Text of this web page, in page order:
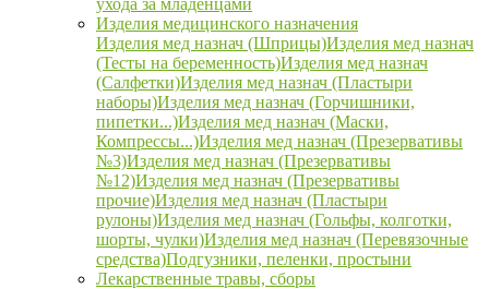
ухода за младенцами
Изделия медицинского назначения
Изделия мед назнач (Шприцы)Изделия мед назнач
(Тесты на беременность)Изделия мед назнач
(Салфетки)Изделия мед назнач (Пластыри
наборы)Изделия мед назнач (Горчишники,
пипетки...)Изделия мед назнач (Маски,
Компрессы...)Изделия мед назнач (Презервативы
№3)Изделия мед назнач (Презервативы
№12)Изделия мед назнач (Презервативы
прочие)Изделия мед назнач (Пластыри
рулоны)Изделия мед назнач (Гольфы, колготки,
шорты, чулки)Изделия мед назнач (Перевязочные
средства)Подгузники, пеленки, простыни
Лекарственные травы, сборы